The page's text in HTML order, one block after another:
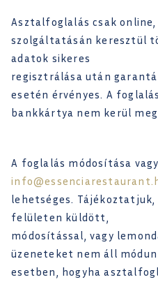
Asztalfoglalás csak online,
szolgáltatásán keresztül
adatok sikeres
regisztrálása után
esetén érvényes. A
bankkártya nem kerül
A foglalás módosítása
lehetséges. Tájékoztatjuk,
felületen küldött,
módosítással, vagy
üzeneteket nem áll
esetben, hogyha